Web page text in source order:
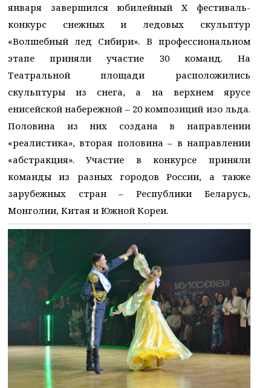
января завершился юбилейный Х фестиваль-
конкурс снежных и ледовых скульптур
«Волшебный лед Сибири». В профессиональном
этапе приняли участие 30 команд. На
Театральной площади расположились
скульптуры из снега, а на верхнем ярусе
енисейской набережной – 20 композиций изо льда.
Половина из них создана в направлении
«реалистика», вторая половина – в направлении
«абстракция». Участие в конкурсе приняли
команды из разных городов России, а также
зарубежных стран – Республики Беларусь,
Монголии, Китая и Южной Кореи.